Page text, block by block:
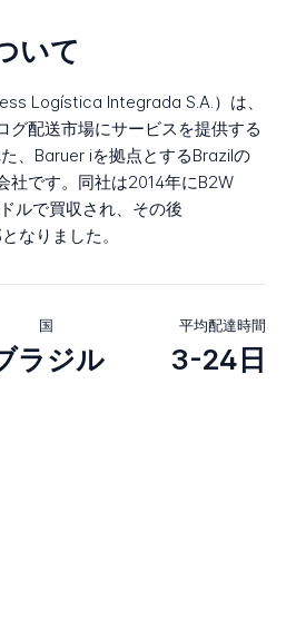
いて
Logística Integrada S.A.）は、
グ配送市場にサービスを提供する
、Baruer iを拠点とするBrazilの
社です。同社は2014年にB2W
ルで買収され、その後
なりました。
国
ラジル
平均配達時間
3-24日